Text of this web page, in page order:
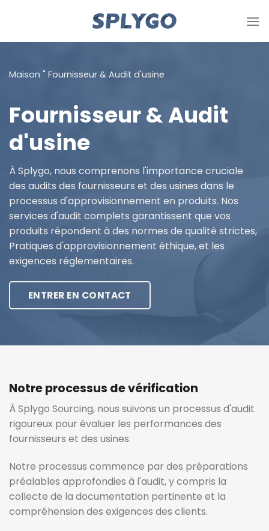
Maison " Fournisseur & Audit d'usine
Fournisseur & Audit
d'usine
À Splygo, nous comprenons l'importance cruciale
des audits des fournisseurs et des usines dans le
processus d'approvisionnement en produits. Nos
services d'audit complets garantissent que vos
produits répondent à des normes de qualité strictes,
Pratiques d'approvisionnement éthique, et les
exigences réglementaires.
ENTRER EN CONTACT
Notre processus de vérification
À Splygo Sourcing, nous suivons un processus d'audit
rigoureux pour évaluer les performances des
fournisseurs et des usines.
Notre processus commence par des préparations
préalables approfondies à l'audit, y compris la
collecte de la documentation pertinente et la
compréhension des exigences des clients.